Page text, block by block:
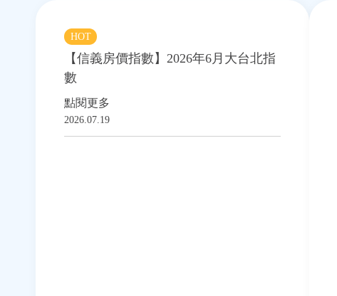
HOT
【信義房價指數】2026年6月大台北指
數
點閱更多
2026.07.19